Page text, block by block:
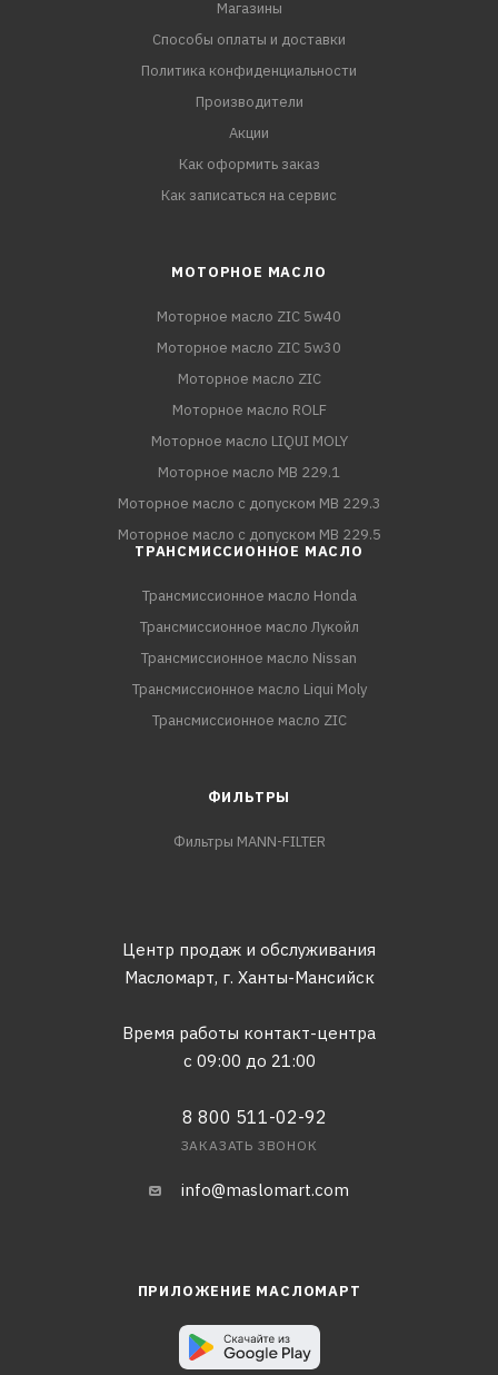
Магазины
Способы оплаты и доставки
Политика конфиденциальности
Производители
Акции
Как оформить заказ
Как записаться на сервис
МОТОРНОЕ МАСЛО
Моторное масло ZIC 5w40
Моторное масло ZIC 5w30
Моторное масло ZIC
Моторное масло ROLF
Моторное масло LIQUI MOLY
Моторное масло MB 229.1
Моторное масло с допуском MB 229.3
Моторное масло с допуском MB 229.5
ТРАНСМИССИОННОЕ МАСЛО
Трансмиссионное масло Honda
Трансмиссионное масло Лукойл
Трансмиссионное масло Nissan
Трансмиссионное масло Liqui Moly
Трансмиссионное масло ZIC
ФИЛЬТРЫ
Фильтры MANN-FILTER
Центр продаж и обслуживания
Масломарт, г. Ханты-Мансийск
Время работы контакт-центра
с 09:00 до 21:00
8 800 511-02-92
ЗАКАЗАТЬ ЗВОНОК
info@maslomart.com
ПРИЛОЖЕНИЕ МАСЛОМАРТ